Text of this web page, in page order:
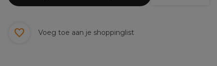
Voeg toe aan je shoppinglist